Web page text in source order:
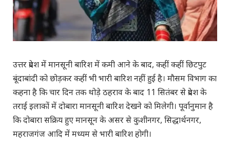
उत्तर प्रदेश में मानसूनी बारिश में कमी आने के बाद, कहीं कहीं छिटपुट
बूंदाबांदी को छोड़कर कहीं भी भारी बारिश नहीं हुई है। माैसम विभाग का
कहना है कि चार दिन तक थोड़े ठहराव के बाद 11 सितंबर से प्रदेश के
तराई इलाकों में दोबारा मानसूनी बारिश देखने को मिलेगी। पूर्वानुमान है
कि दोबारा सक्रिय हुए मानसून के असर से कुशीनगर, सिद्धार्थनगर,
महराजगंज आदि में मध्यम से भारी बारिश होगी।